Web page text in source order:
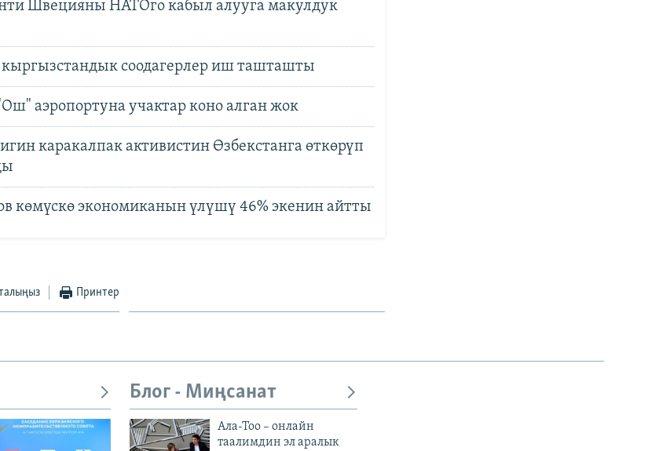
Швецияны НАТОго кабыл алууга макулдук
кыргызстандык соодагерлер иш ташташты
аэропортуна учактар коно алган жок
каракалпак активистин Өзбекстанга өткөрүп
көмүскө экономиканын үлүшү 46% экенин айтты
Принтер
Блог - Миңсанат
Ала-Тоо – онлайн
таалимдин эл аралык